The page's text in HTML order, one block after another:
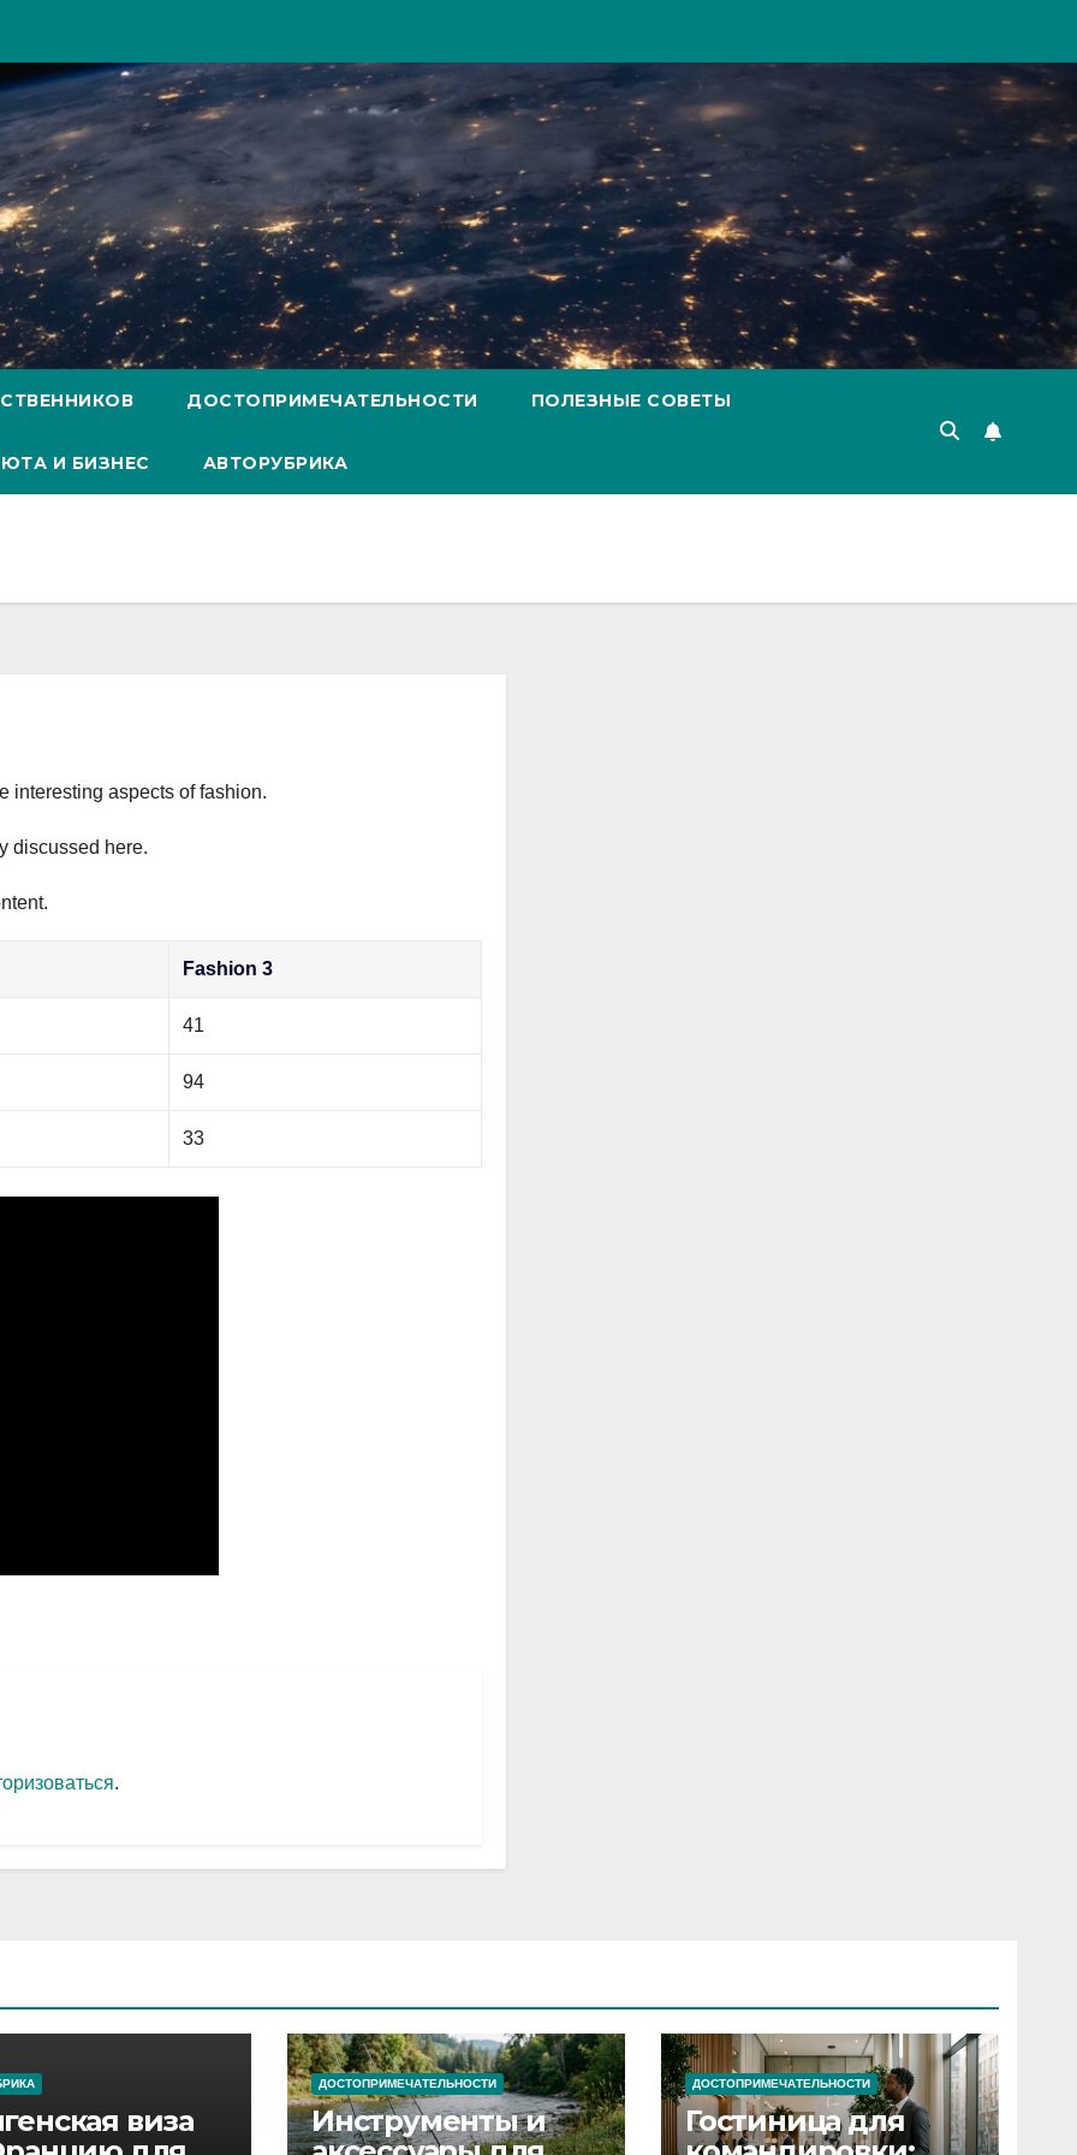
ДОСТОПРИМЕЧАТЕЛЬНОСТИ ПОЛЕЗНЫЕ СОВЕТЫ
И БИЗНЕС АВТОРУБРИКА
interesting aspects of fashion.
discussed here.
Fashion 3
41
94
33
.
виза
ДОСТОПРИМЕЧАТЕЛЬНОСТИ
Инструменты и
ДОСТОПРИМЕЧАТЕЛЬНОСТИ
Гостиница для